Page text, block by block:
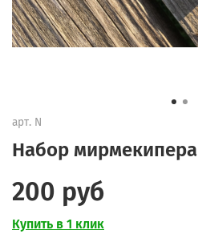
арт. N
Набор мирмекипера
200 руб
Купить в 1 клик